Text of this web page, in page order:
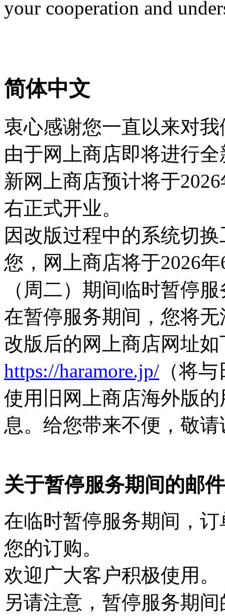
your cooperation and
简体中文
衷心感谢您一直以来对
由于网上商店即将进行
新网上商店预计将于
右正式开业。
因改版过程中的系统切
您，网上商店将于2026
（周二）期间临时暂停
在暂停服务期间，您将
改版后的网上商店网址如
https://haramore.jp/ （将
使用旧网上商店海外版
息。给您带来不便，敬请
关于暂停服务期间的邮
在临时暂停服务期间，
您的订购。
欢迎广大客户积极使用。
另请注意，暂停服务期